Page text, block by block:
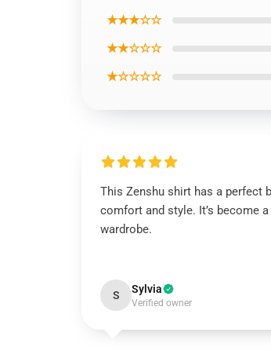
★★★☆☆
★★☆☆☆
★☆☆☆☆
This Zenshu shirt has a perfect
comfort and style. It’s become
wardrobe.
S Sylvia
Verified owner